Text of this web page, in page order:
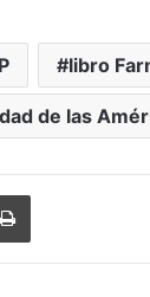
libro
de las
Print